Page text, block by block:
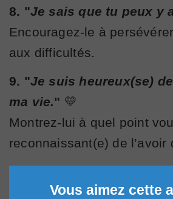
8. "Je sais que tu peux y
Encouragez-le à
aux difficultés.
9. "Je suis heureux(se)
ma vie." 💛
Montrez-lui à quel point
reconnaissant(e) de l’avoir
Vous aimez cette